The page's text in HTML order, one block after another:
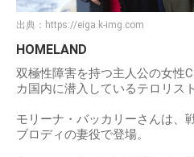
出典： https://eiga.k-img.com
HOMELAND
双極性障害を持つ主人公の女性
カ国内に潜入しているテロリス
モリーナ・バッカリーさんは、
ブロディの妻役で登場。